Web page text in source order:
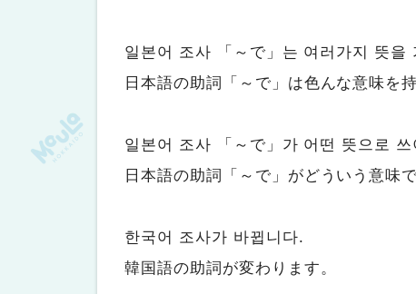
일본어 조사 「～で」는 여러가지 뜻을
日本語の助詞「～で」は色んな意味を
일본어 조사 「～で」가 어떤 뜻으로 쓰
日本語の助詞「～で」がどういう意味
한국어 조사가 바뀝니다.
韓国語の助詞が変わります。